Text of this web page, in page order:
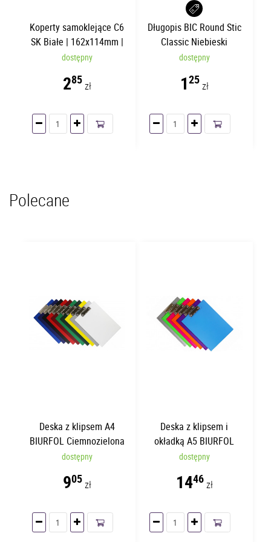
Koperty samoklejące C6
SK Białe | 162x114mm |
25 sztuk
dostępny
285zł
Długopis BIC Round Stic
Classic Niebieski
dostępny
125zł
Polecane
Deska z klipsem A4
BIURFOL Ciemnozielona
dostępny
905zł
Deska z klipsem i
okładką A5 BIURFOL
Czarna
dostępny
1446zł